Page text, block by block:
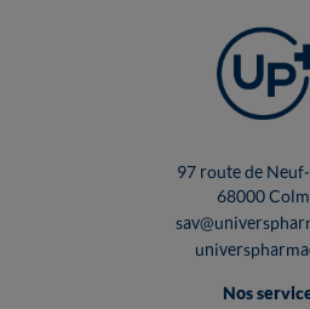
97 route de
68000
Nos